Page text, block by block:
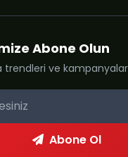
Abone Olun
ve
Abone Ol